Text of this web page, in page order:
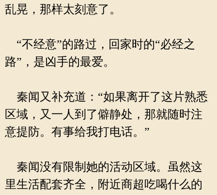
乱晃，那样太刻意了。
“不经意”的路过，回家时的“必经之
路”，是凶手的最爱。
秦闻又补充道：“如果离开了这片熟悉
区域，又一人到了僻静处，那就随时注
意提防。有事给我打电话。”
秦闻没有限制她的活动区域。虽然这
里生活配套齐全，附近商超吃喝什么的